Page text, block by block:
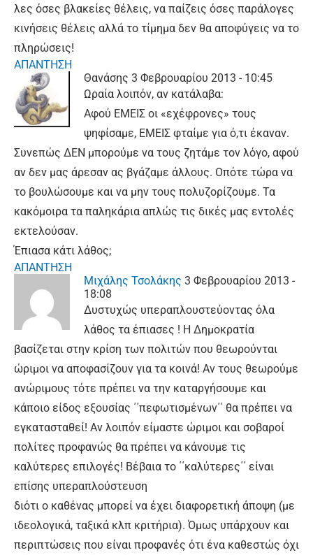
λες όσες βλακείες θέλεις, να παίζεις όσες παράλογες
κινήσεις θέλεις αλλά το τίμημα δεν θα αποφύγεις να το
πληρώσεις!
ΑΠΑΝΤΗΣΗ
Θανάσης 3 Φεβρουαρίου 2013 - 10:45
Ωραία λοιπόν, αν κατάλαβα:
Αφού ΕΜΕΙΣ οι «εχέφρονες» τους
ψηφίσαμε, ΕΜΕΙΣ φταίμε για ό,τι έκαναν.
Συνεπώς ΔΕΝ μπορούμε να τους ζητάμε τον λόγο, αφού
αν δεν μας άρεσαν ας βγάζαμε άλλους. Οπότε τώρα να
το βουλώσουμε και να μην τους πολυζορίζουμε. Τα
κακόμοιρα τα παληκάρια απλώς τις δικές μας εντολές
εκτελούσαν.
Έπιασα κάτι λάθος;
ΑΠΑΝΤΗΣΗ
Μιχάλης Τσολάκης 3 Φεβρουαρίου 2013 -
18:08
Δυστυχώς υπεραπλουστεύοντας όλα
λάθος τα έπιασες ! Η Δημοκρατία
βασίζεται στην κρίση των πολιτών που θεωρούνται
ώριμοι να αποφασίζουν για τα κοινά! Αν τους θεωρούμε
ανώριμους τότε πρέπει να την καταργήσουμε και
κάποιο είδος εξουσίας ΄΄πεφωτισμένων΄΄ θα πρέπει να
εγκατασταθεί! Αν λοιπόν είμαστε ώριμοι και σοβαροί
πολίτες προφανώς θα πρέπει να κάνουμε τις
καλύτερες επιλογές! Βέβαια το ΄΄καλύτερες΄΄ είναι
επίσης υπεραπλούστευση
διότι ο καθένας μπορεί να έχει διαφορετική άποψη (με
ιδεολογικά, ταξικά κλπ κριτήρια). Όμως υπάρχουν και
περιπτώσεις που είναι προφανές ότι ένα καθεστώς όχι